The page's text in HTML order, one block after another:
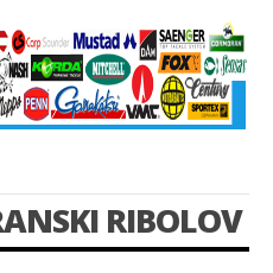
RIBOLOV